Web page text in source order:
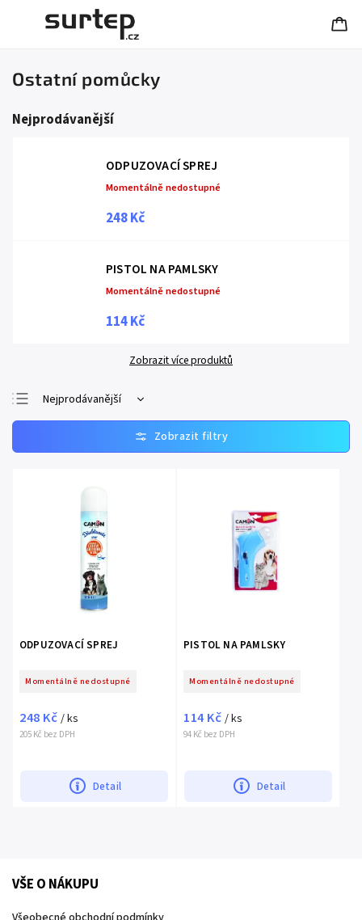
Ostatní pomůcky
Nejprodávanější
ODPUZOVACÍ SPREJ
Momentálně nedostupné
248 Kč
PISTOL NA PAMLSKY
Momentálně nedostupné
114 Kč
Zobrazit více produktů
Nejprodávanější
Nejlevnější
Nejdražší
ODPUZOVACÍ SPREJ
Momentálně nedostupné
205 Kč bez DPH
248 Kč / ks
Detail
PISTOL NA PAMLSKY
Momentálně nedostupné
94 Kč bez DPH
114 Kč / ks
Detail
VŠE O NÁKUPU